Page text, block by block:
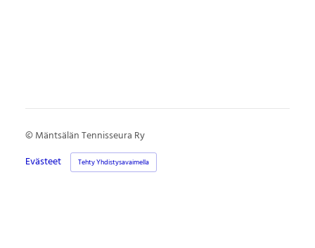
©Mäntsälän Tennisseura Ry
Evästeet
Tehty Yhdistysavaimella